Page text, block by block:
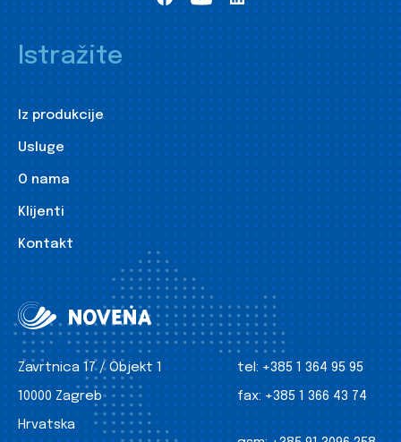
Istražite
Iz produkcije
Usluge
O nama
Klijenti
Kontakt
Zavrtnica 17 / Objekt 1
10000 Zagreb
Hrvatska
tel: +385 1 364 95 95
fax: +385 1 366 43 74